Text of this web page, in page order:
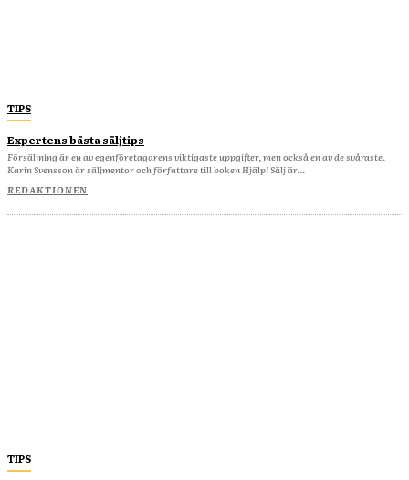
TIPS
Expertens bästa säljtips
Försäljning är en av egenföretagarens viktigaste uppgifter, men också en av de svåraste.
Karin Svensson är säljmentor och författare till boken Hjälp! Sälj är...
REDAKTIONEN
TIPS